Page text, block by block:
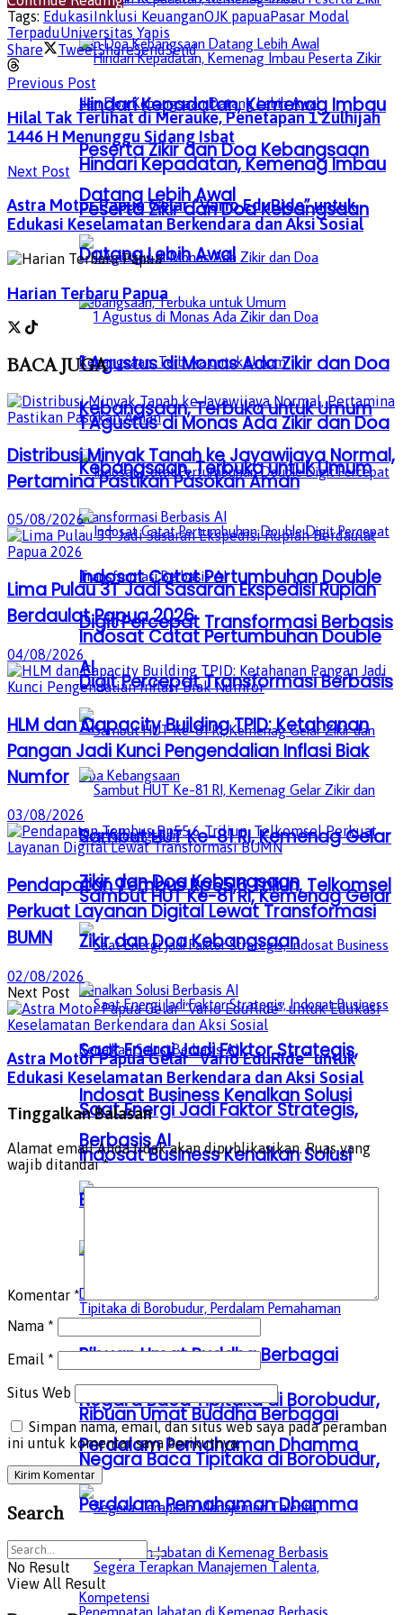
Hindari Kepadatan, Kemenag Imbau
Peserta Zikir dan Doa Kebangsaan
Datang Lebih Awal
1 Agustus di Monas Ada Zikir dan Doa
Kebangsaan, Terbuka untuk Umum
Indosat Catat Pertumbuhan Double
Digit Percepat Transformasi Berbasis
AI
Sambut HUT Ke-81 RI, Kemenag Gelar
Zikir dan Doa Kebangsaan
Saat Energi Jadi Faktor Strategis,
Indosat Business Kenalkan Solusi
Berbasis AI
Ribuan Umat Buddha Berbagai
Negara Baca Tipitaka di Borobudur,
Perdalam Pemahaman Dhamma
Hindari Kepadatan, Kemenag Imbau
Peserta Zikir dan Doa Kebangsaan
Datang Lebih Awal
1 Agustus di Monas Ada Zikir dan Doa
Kebangsaan, Terbuka untuk Umum
Indosat Catat Pertumbuhan Double
Digit Percepat Transformasi Berbasis
AI
Sambut HUT Ke-81 RI, Kemenag Gelar
Zikir dan Doa Kebangsaan
Saat Energi Jadi Faktor Strategis,
Indosat Business Kenalkan Solusi
Berbasis AI
Ribuan Umat Buddha Berbagai
Negara Baca Tipitaka di Borobudur,
Perdalam Pemahaman Dhamma
Tags: EdukasiInklusi KeuanganOJK papuaPasar Modal
TerpaduUniversitas Yapis
Share
TweetShareSendSend
Previous Post
Hilal Tak Terlihat di Merauke, Penetapan 1 Zulhijah
1446 H Menunggu Sidang Isbat
Next Post
Astra Motor Papua Gelar “Vario EduRide” untuk
Edukasi Keselamatan Berkendara dan Aksi Sosial
Harian Terbaru Papua
BACAJUGA
Distribusi Minyak Tanah ke Jayawijaya Normal,
Pertamina Pastikan Pasokan Aman
05/08/2026
Lima Pulau 3T Jadi Sasaran Ekspedisi Rupiah
Berdaulat Papua 2026
04/08/2026
HLM dan Capacity Building TPID: Ketahanan
Pangan Jadi Kunci Pengendalian Inflasi Biak
Numfor
03/08/2026
Pendapatan Tembus Rp55,6 Triliun, Telkomsel
Perkuat Layanan Digital Lewat Transformasi
BUMN
02/08/2026
Next Post
Astra Motor Papua Gelar “Vario EduRide” untuk
Edukasi Keselamatan Berkendara dan Aksi Sosial
Tinggalkan Balasan
Alamat email Anda tidak akan dipublikasikan. Ruas yang
wajib ditandai*
Komentar *
Nama *
Email *
Situs Web
Simpan nama, email, dan situs web saya pada peramban
ini untuk komentar saya berikutnya.
Search
No Result
View All Result